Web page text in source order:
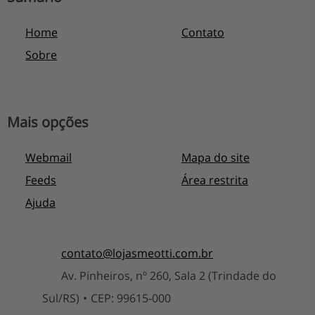
Home
Sobre
Contato
Mais opções
Webmail
Feeds
Ajuda
Mapa do site
Área restrita
contato@lojasmeotti.com.br
Av. Pinheiros, nº 260, Sala 2 (Trindade do
Sul/RS) • CEP: 99615-000